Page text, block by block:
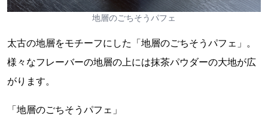
地層のごちそうパフェ
太古の地層をモチーフにした「地層のごちそうパフェ」。
様々なフレーバーの地層の上には抹茶パウダーの大地が広
がります。
「地層のごちそうパフェ」